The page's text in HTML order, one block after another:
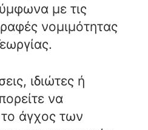
με τις
νομιμότητας
ιδιώτες ή
να
άγχος των